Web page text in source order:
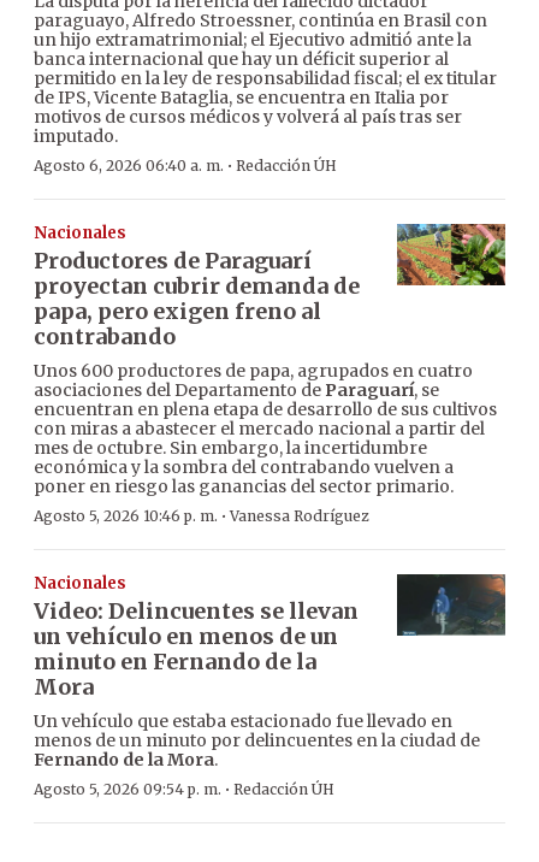
paraguayo, Alfredo Stroessner, continúa en Brasil con
un hijo extramatrimonial; el Ejecutivo admitió ante la
banca internacional que hay un déficit superior al
permitido en la ley de responsabilidad fiscal; el ex titular
de IPS, Vicente Bataglia, se encuentra en Italia por
motivos de cursos médicos y volverá al país tras ser
imputado.
Agosto 6, 2026 06:40 a. m. · Redacción ÚH
Nacionales
Productores de Paraguarí
proyectan cubrir demanda de
papa, pero exigen freno al
contrabando
Unos 600 productores de papa, agrupados en cuatro
asociaciones del Departamento de Paraguarí, se
encuentran en plena etapa de desarrollo de sus cultivos
con miras a abastecer el mercado nacional a partir del
mes de octubre. Sin embargo, la incertidumbre
económica y la sombra del contrabando vuelven a
poner en riesgo las ganancias del sector primario.
Agosto 5, 2026 10:46 p. m. ·Vanessa Rodríguez
Nacionales
Video: Delincuentes se llevan
un vehículo en menos de un
minuto en Fernando de la
Mora
Un vehículo que estaba estacionado fue llevado en
menos de un minuto por delincuentes en la ciudad de
Fernando de la Mora.
Agosto 5, 2026 09:54 p. m. · Redacción ÚH